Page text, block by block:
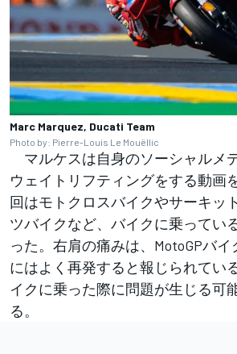
Marc Marquez, Ducati Team
Photo by: Pierre-Louis Le Mouëllic
マルケスは自身のソーシャルメ
ウェイトリフティングをする動画
回はモトクロスバイクやサーキッ
ツバイクなど、バイクに乗ってい
った。右肩の痛みは、MotoGPバ
にはよく再発すると報じられてい
イクに乗った際に問題が生じる可
る。